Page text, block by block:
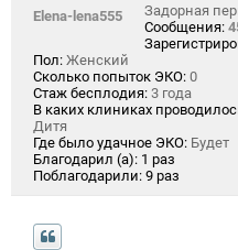
Elena-lena555
Задорная
Сообщения:
Пол: Женский
Сколько попыток ЭКО: 0
Стаж бесплодия: 3 года
В каких клиниках
Дитя
Где было удачное ЭКО: Будет
Благодарил (а): 1 раз
Поблагодарили: 9 раз